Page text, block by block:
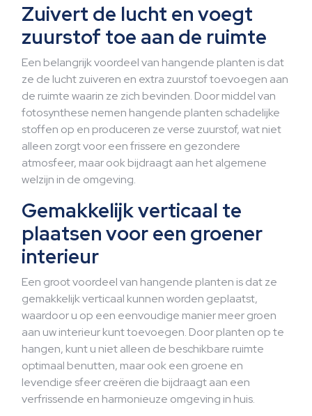
Zuivert de lucht en voegt
zuurstof toe aan de ruimte
Een belangrijk voordeel van hangende planten is dat
ze de lucht zuiveren en extra zuurstof toevoegen aan
de ruimte waarin ze zich bevinden. Door middel van
fotosynthese nemen hangende planten schadelijke
stoffen op en produceren ze verse zuurstof, wat niet
alleen zorgt voor een frissere en gezondere
atmosfeer, maar ook bijdraagt aan het algemene
welzijn in de omgeving.
Gemakkelijk verticaal te
plaatsen voor een groener
interieur
Een groot voordeel van hangende planten is dat ze
gemakkelijk verticaal kunnen worden geplaatst,
waardoor u op een eenvoudige manier meer groen
aan uw interieur kunt toevoegen. Door planten op te
hangen, kunt u niet alleen de beschikbare ruimte
optimaal benutten, maar ook een groene en
levendige sfeer creëren die bijdraagt aan een
verfrissende en harmonieuze omgeving in huis.